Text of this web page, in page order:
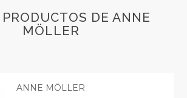
DE ANNE
MÖLLER
ANNE MÖLLER